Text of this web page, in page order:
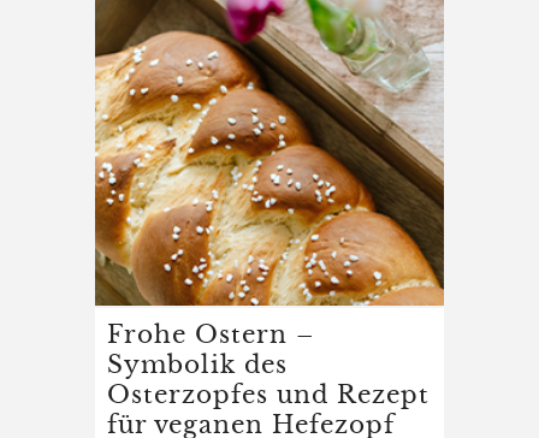
Frohe Ostern –
Symbolik des
Osterzopfes und Rezept
für veganen Hefezopf